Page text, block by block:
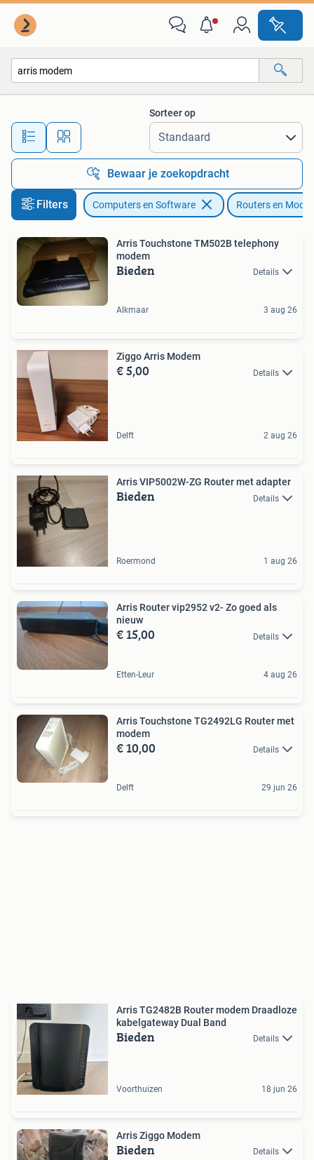
Alle afstanden…
Sorteer op
Bewaar je zoekopdracht
Filters Computers en Software Routers en
Arris Touchstone TM502B telephony
modem
Bieden Details
Alkmaar 3 aug 26
Ziggo Arris Modem
€ 5,00 Details
Delft 2 aug 26
Arris VIP5002W-ZG Router met adapter
Bieden Details
Roermond 1 aug 26
Arris Router vip2952 v2- Zo goed als
nieuw
€ 15,00 Details
Etten-Leur 4 aug 26
Arris Touchstone TG2492LG Router met
modem
€ 10,00 Details
Delft 29 jun 26
Arris TG2482B Router modem Draadloze
kabelgateway Dual Band
Bieden Details
Voorthuizen 18 jun 26
Arris Ziggo Modem
Bieden Details